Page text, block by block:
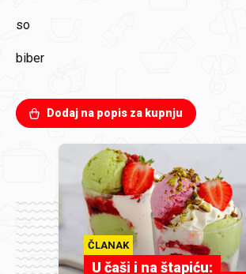
so
biber
Dodaj na popis za kupnju
ČLANAK
U čaši i na štapiću: